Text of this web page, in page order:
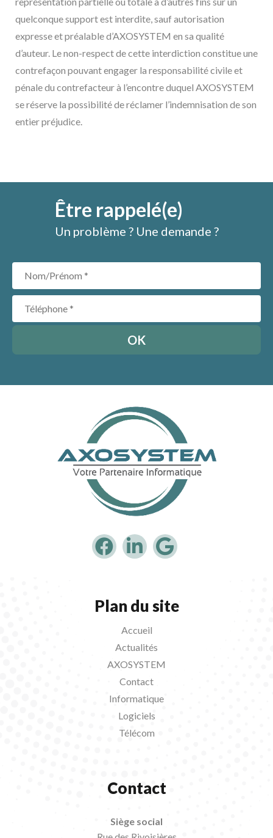
quelconque support est interdite, sauf autorisation
expresse et préalable d’AXOSYSTEM en sa qualité
d’auteur. Le non-respect de cette interdiction constitue une
contrefaçon pouvant engager la responsabilité civile et
pénale du contrefacteur à l’encontre duquel AXOSYSTEM
se réserve la possibilité de réclamer l’indemnisation de son
entier préjudice.
Être rappelé(e)
Un problème ? Une demande ?
Plan du site
Accueil
Actualités
AXOSYSTEM
Contact
Informatique
Logiciels
Télécom
Contact
Siège social